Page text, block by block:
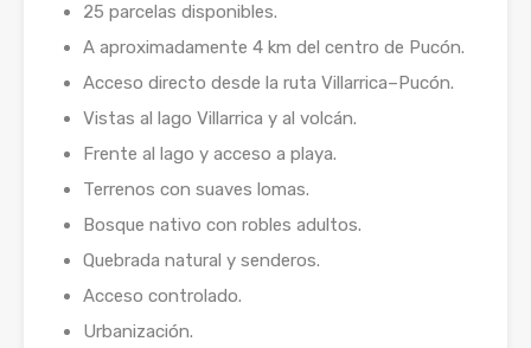
25 parcelas disponibles.
A aproximadamente 4 km del centro de Pucón.
Acceso directo desde la ruta Villarrica–Pucón.
Vistas al lago Villarrica y al volcán.
Frente al lago y acceso a playa.
Terrenos con suaves lomas.
Bosque nativo con robles adultos.
Quebrada natural y senderos.
Acceso controlado.
Urbanización.